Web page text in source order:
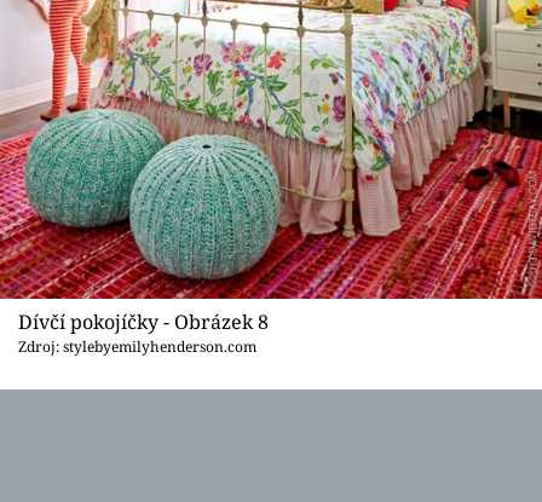
Dívčí pokojíčky - Obrázek 8
Zdroj: stylebyemilyhenderson.com